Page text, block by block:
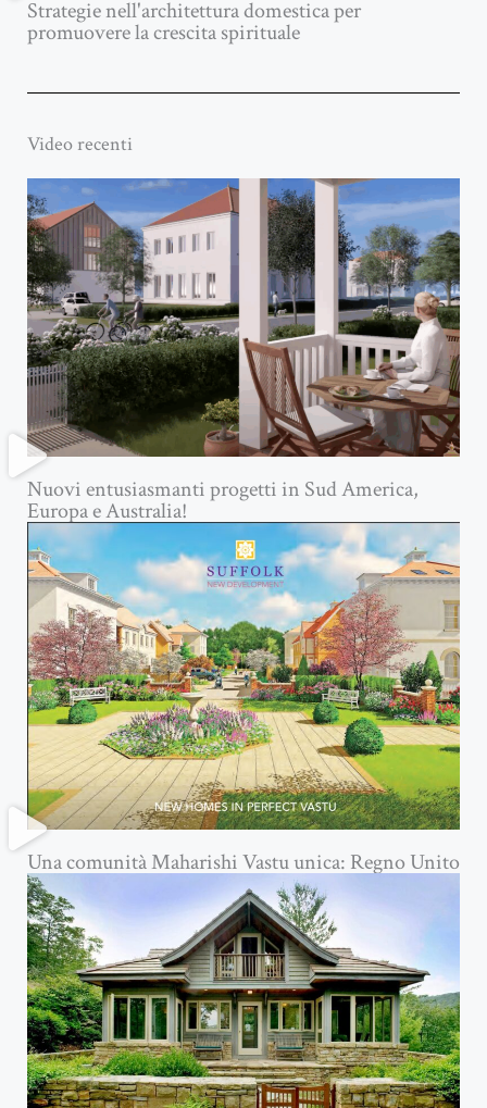
Strategie nell'architettura domestica per
promuovere la crescita spirituale
Video recenti
Nuovi entusiasmanti progetti in Sud America,
Europa e Australia!
Una comunità Maharishi Vastu unica: Regno Unito